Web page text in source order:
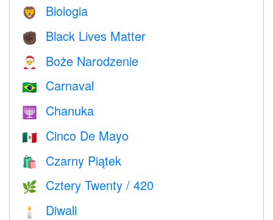
🦁 Biologia
✊🏿 Black Lives Matter
🎅 Boże Narodzenie
🇧🇷 Carnaval
🕎 Chanuka
🇲🇽 Cinco De Mayo
🛍 Czarny Piątek
🌿 Cztery Twenty / 420
🕯 Diwali